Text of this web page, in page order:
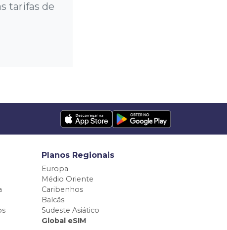
tarifas de
Planos Regionais
Europa
Médio Oriente
Caribenhos
Balcãs
Sudeste Asiático
Global eSIM